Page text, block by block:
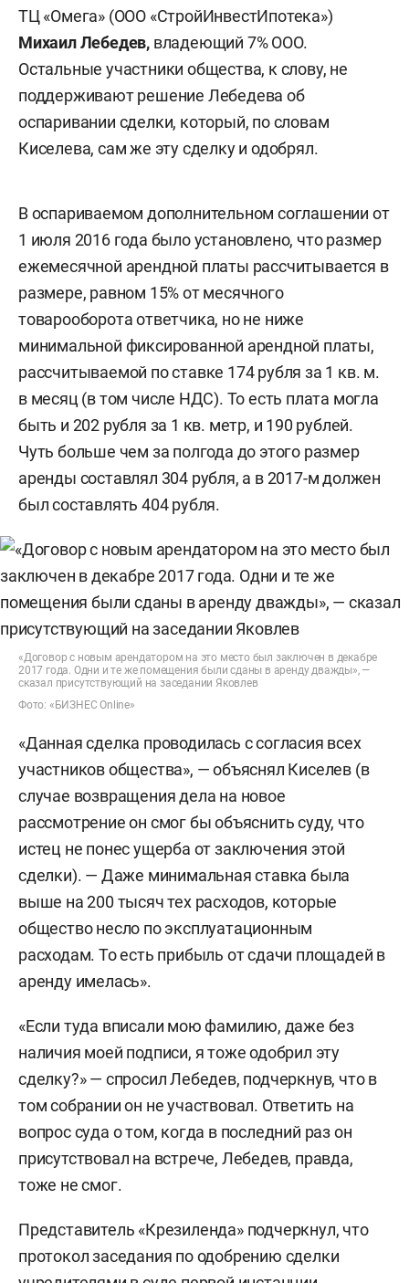
ТЦ «Омега» (ООО «СтройИнвестИпотека»)
Михаил Лебедев, владеющий 7% ООО.
Остальные участники общества, к слову, не
поддерживают решение Лебедева об
оспаривании сделки, который, по словам
Киселева, сам же эту сделку и одобрял.
В оспариваемом дополнительном соглашении от
1 июля 2016 года было установлено, что размер
ежемесячной арендной платы рассчитывается в
размере, равном 15% от месячного
товарооборота ответчика, но не ниже
минимальной фиксированной арендной платы,
рассчитываемой по ставке 174 рубля за 1 кв. м.
в месяц (в том числе НДС). То есть плата могла
быть и 202 рубля за 1 кв. метр, и 190 рублей.
Чуть больше чем за полгода до этого размер
аренды составлял 304 рубля, а в 2017-м должен
был составлять 404 рубля.
«Договор с новым арендатором на это место был заключен в декабре
2017 года. Одни и те же помещения были сданы в аренду дважды», —
сказал присутствующий на заседании Яковлев
Фото: «БИЗНЕС Online»
«Данная сделка проводилась с согласия всех
участников общества», — объяснял Киселев (в
случае возвращения дела на новое
рассмотрение он смог бы объяснить суду, что
истец не понес ущерба от заключения этой
сделки). — Даже минимальная ставка была
выше на 200 тысяч тех расходов, которые
общество несло по эксплуатационным
расходам. То есть прибыль от сдачи площадей в
аренду имелась».
«Если туда вписали мою фамилию, даже без
наличия моей подписи, я тоже одобрил эту
сделку?» — спросил Лебедев, подчеркнув, что в
том собрании он не участвовал. Ответить на
вопрос суда о том, когда в последний раз он
присутствовал на встрече, Лебедев, правда,
тоже не смог.
Представитель «Крезиленда» подчеркнул, что
протокол заседания по одобрению сделки